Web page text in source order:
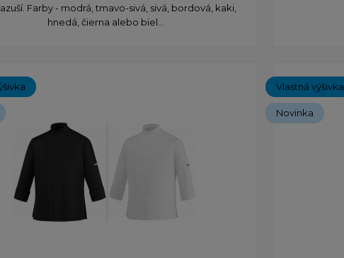
Farby - modrá, tmavo-sivá, sivá, bordová, kaki,
hnedá, čierna alebo biel...
Vlastná výšivka
Novinka